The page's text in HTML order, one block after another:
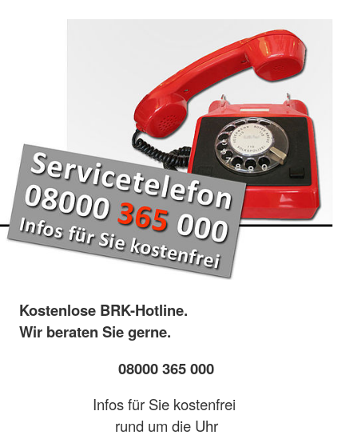
Kostenlose BRK-Hotline.
Wir beraten Sie gerne.
08000 365 000
Infos für Sie kostenfrei
rund um die Uhr